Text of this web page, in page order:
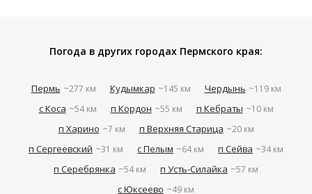
Погода в других городах Пермского края:
Пермь ~277 км Кудымкар ~145 км Чердынь ~119 км
с Коса ~54 км п Кордон ~55 км п Кебраты ~10 км
п Харино ~7 км п Верхняя Старица ~20 км
п Сергеевский ~31 км с Пелым ~64 км п Сейва ~34 км
п Серебрянка ~54 км п Усть-Силайка ~57 км
с Юксеево ~49 км